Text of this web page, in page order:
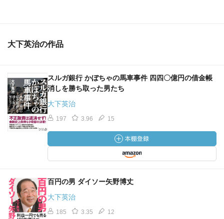
大下英治の作品
スルガ銀行 かぼちゃの馬車事件 四四〇億円の借金帳
消しを勝ち取った男たち
大下英治
197 3.96 15
百円の男 ダイソー矢野博丈
大下英治
185 3.35 12